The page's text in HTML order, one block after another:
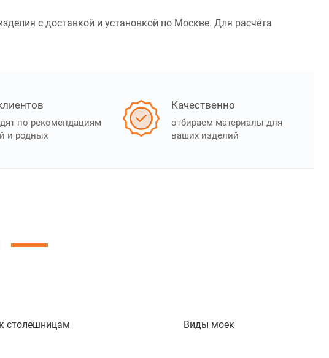
с доставкой и установкой по Москве. Для расчёта
по рекомендациям
и родных
Качественно
отбираем материалы для
ваших изделий
столешницам Виды моек